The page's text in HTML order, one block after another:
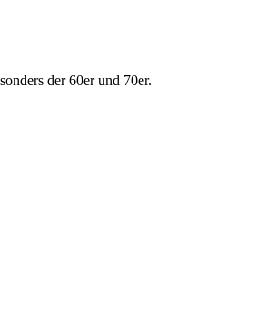
der 60er und 70er.